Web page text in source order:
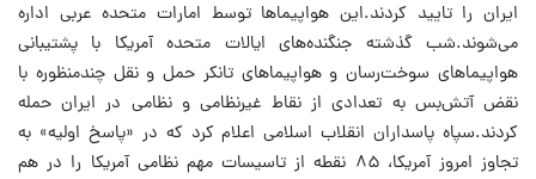
ایران را تایید کردند.این هواپیماها توسط امارات متحده عربی اداره
می‌شوند.شب گذشته جنگنده‌های ایالات متحده آمریکا با پشتیبانی
هواپیماهای سوخت‌رسان و هواپیماهای تانکر حمل و نقل چندمنظوره با
نقض آتش‌بس به تعدادی از نقاط غیرنظامی و نظامی در ایران حمله
کردند.سپاه پاسداران انقلاب اسلامی اعلام کرد که در «پاسخ اولیه» به
تجاوز امروز آمریکا، ۸۵ نقطه از تاسیسات مهم نظامی آمریکا را در هم